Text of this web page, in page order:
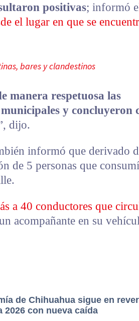
positivas; informó
el lugar en que se
bares y clandestinos
manera respetuosa las
y concluyeron
dijo.
informó que derivado
de 5 personas que
a 40 conductores que
acompañante en su
de Chihuahua sigue en
2026 con nueva caída